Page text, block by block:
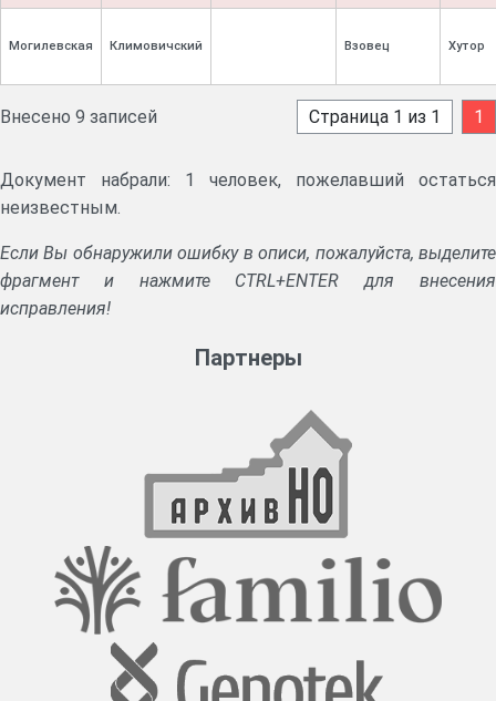
Могилевская Климовичский Взовец Хутор
Внесено 9 записей Страница 1 из 1 1
Документ набрали: 1 человек, пожелавший остаться
неизвестным.
Если Вы обнаружили ошибку в описи, пожалуйста, выделите
фрагмент и нажмите CTRL+ENTER для внесения
исправления!
Партнеры